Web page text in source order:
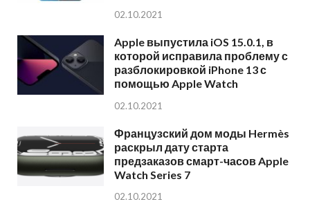
02.10.2021
Apple выпустила iOS 15.0.1, в
которой исправила проблему с
разблокировкой iPhone 13 с
помощью Apple Watch
02.10.2021
Французский дом моды Hermès
раскрыл дату старта
предзаказов смарт-часов Apple
Watch Series 7
02.10.2021